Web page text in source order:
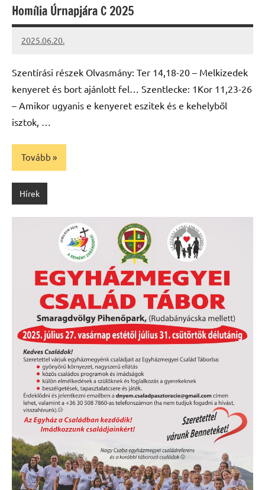
Homília Úrnapjára C 2025
2025.06.20.
Leiszt
Szentírási részek Olvasmány: Ter 14,18-20 – Melkizedek
kenyeret és bort ajánlott fel… Szentlecke: 1Kor 11,23-26
– Amikor ugyanis e kenyeret eszitek és e kehelyből
isztok, …
Tovább
Hírek